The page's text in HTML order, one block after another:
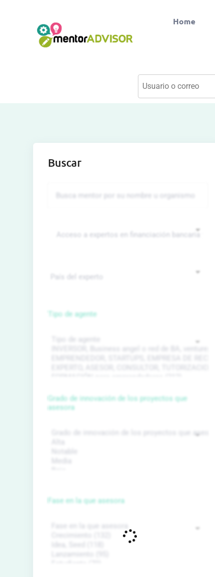
Home
Buscar
Tipo de agente
Grado de innovación de los proyectos que
asesora
Fase en la que asesora